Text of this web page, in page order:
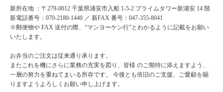
新所在地 ：〒279-0012 千葉県浦安市入船 1-5-2 プライムタワー新浦安 14 階
新電話番号：070-2180-1440 ／ 新FAX 番号：047-355-8041
※郵便物や FAX 送付の際、“マンヨーケン行”とわかるように記載をお願い
いたします。
お弁当のご注文は従来通り承ります。
またこれを機にさらに業務の充実を図り、皆様 のご期待に添えますよう、
一層の努力を重ねてまいる所存です。 今後とも倍旧のご支援、ご愛顧を賜
りますようよろしくお願い申し上げます。